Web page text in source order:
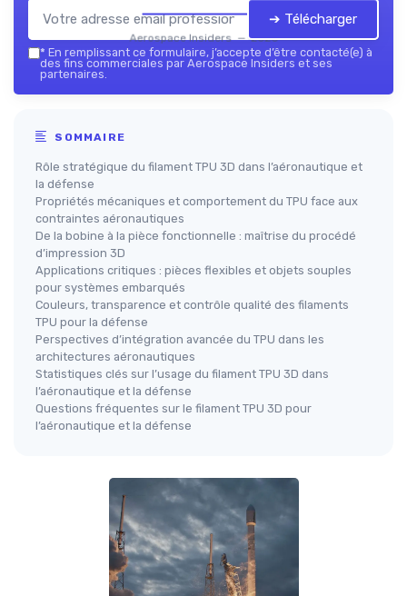
Aerospace Insiders — 2026
➔ Télécharger
* En remplissant ce formulaire, j’accepte d’être contacté(e) à
des fins commerciales par Aerospace Insiders et ses
partenaires.
SOMMAIRE
Rôle stratégique du filament TPU 3D dans l’aéronautique et
la défense
Propriétés mécaniques et comportement du TPU face aux
contraintes aéronautiques
De la bobine à la pièce fonctionnelle : maîtrise du procédé
d’impression 3D
Applications critiques : pièces flexibles et objets souples
pour systèmes embarqués
Couleurs, transparence et contrôle qualité des filaments
TPU pour la défense
Perspectives d’intégration avancée du TPU dans les
architectures aéronautiques
Statistiques clés sur l’usage du filament TPU 3D dans
l’aéronautique et la défense
Questions fréquentes sur le filament TPU 3D pour
l’aéronautique et la défense